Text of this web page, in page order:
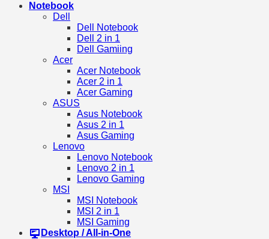
Notebook
Dell
Dell Notebook
Dell 2 in 1
Dell Gamiing
Acer
Acer Notebook
Acer 2 in 1
Acer Gaming
ASUS
Asus Notebook
Asus 2 in 1
Asus Gaming
Lenovo
Lenovo Notebook
Lenovo 2 in 1
Lenovo Gaming
MSI
MSI Notebook
MSI 2 in 1
MSI Gaming
Desktop / All-in-One